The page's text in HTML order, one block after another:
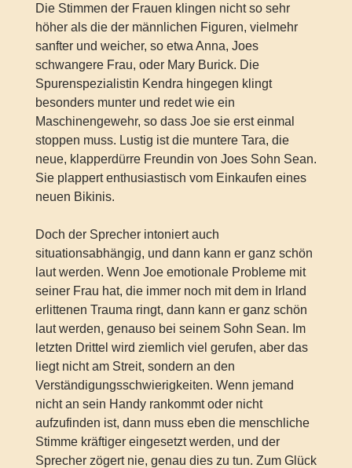
Die Stimmen der Frauen klingen nicht so sehr
höher als die der männlichen Figuren, vielmehr
sanfter und weicher, so etwa Anna, Joes
schwangere Frau, oder Mary Burick. Die
Spurenspezialistin Kendra hingegen klingt
besonders munter und redet wie ein
Maschinengewehr, so dass Joe sie erst einmal
stoppen muss. Lustig ist die muntere Tara, die
neue, klapperdürre Freundin von Joes Sohn Sean.
Sie plappert enthusiastisch vom Einkaufen eines
neuen Bikinis.
Doch der Sprecher intoniert auch
situationsabhängig, und dann kann er ganz schön
laut werden. Wenn Joe emotionale Probleme mit
seiner Frau hat, die immer noch mit dem in Irland
erlittenen Trauma ringt, dann kann er ganz schön
laut werden, genauso bei seinem Sohn Sean. Im
letzten Drittel wird ziemlich viel gerufen, aber das
liegt nicht am Streit, sondern an den
Verständigungsschwierigkeiten. Wenn jemand
nicht an sein Handy rankommt oder nicht
aufzufinden ist, dann muss eben die menschliche
Stimme kräftiger eingesetzt werden, und der
Sprecher zögert nie, genau dies zu tun. Zum Glück